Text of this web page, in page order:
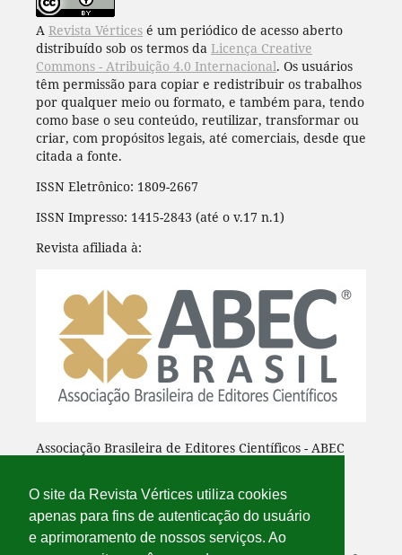
O site da Revista Vértices utiliza cookies
apenas para fins de autenticação do usuário
e aprimoramento de nossos serviços. Ao
A Revista Vérticesé um periódico de acesso aberto
distribuído sob os termos da Licença Creative
Commons - Atribuição 4.0 Internacional. Os usuários
têm permissão para copiar e redistribuir os trabalhos
por qualquer meio ou formato, e também para, tendo
como base o seu conteúdo, reutilizar, transformar ou
criar, com propósitos legais, até comerciais, desde que
citada a fonte.
ISSN Eletrônico: 1809-2667
ISSN Impresso: 1415-2843 (até o v.17 n.1)
Revista afiliada à:
Associação Brasileira de Editores Científicos - ABEC